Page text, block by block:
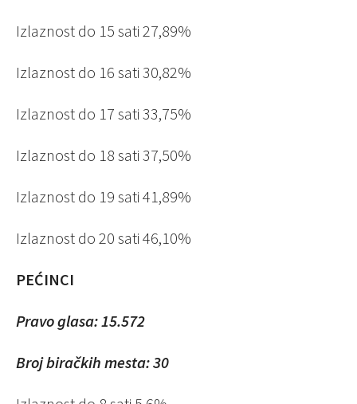
Izlaznost do 15 sati 27,89%
Izlaznost do 16 sati 30,82%
Izlaznost do 17 sati 33,75%
Izlaznost do 18 sati 37,50%
Izlaznost do 19 sati 41,89%
Izlaznost do 20 sati 46,10%
PEĆINCI
Pravo glasa: 15.572
Broj biračkih mesta: 30